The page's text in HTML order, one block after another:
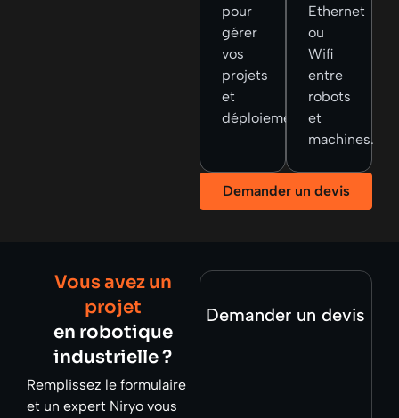
pour
gérer
vos
projets
et
déploiements.
Ethernet
ou
Wifi
entre
robots
et
machines.
Demander un devis
Vous avez un
projet
en robotique
industrielle ?
Remplissez le formulaire
et un expert Niryo vous
Demander un devis